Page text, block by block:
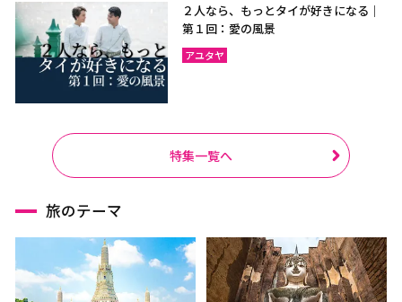
２人なら、もっとタイが好きになる｜
第１回：愛の風景
アユタヤ
特集一覧へ
旅のテーマ